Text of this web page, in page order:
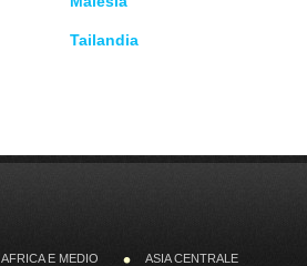
Tailandia
AFRICA E MEDIO ASIA CENTRALE